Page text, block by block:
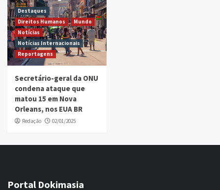
Destaques
Direitos Humanos
Mundo
Notícias
Notícias Internacionais
Reportagens
Secretário-geral da ONU
condena ataque que
matou 15 em Nova
Orleans, nos EUA BR
Redação 02/01/2025
Portal Dokimasia